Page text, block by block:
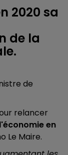
2020 sa
de la
de
relancer
en
Le Maire.